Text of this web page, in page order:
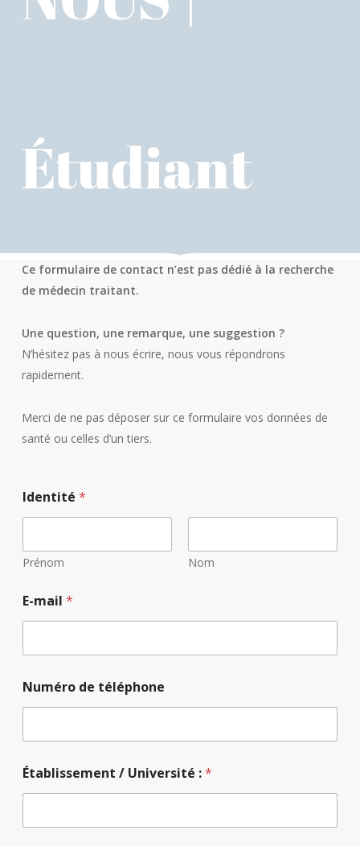
Étudiant
Ce formulaire de contact n’est pas dédié à la recherche
de médecin traitant.
Une question, une remarque, une suggestion ?
N’hésitez pas à nous écrire, nous vous répondrons
rapidement.
Merci de ne pas déposer sur ce formulaire vos données de
santé ou celles d’un tiers.
Identité *
Prénom Nom
E-mail *
Numéro de téléphone
Établissement / Université :*